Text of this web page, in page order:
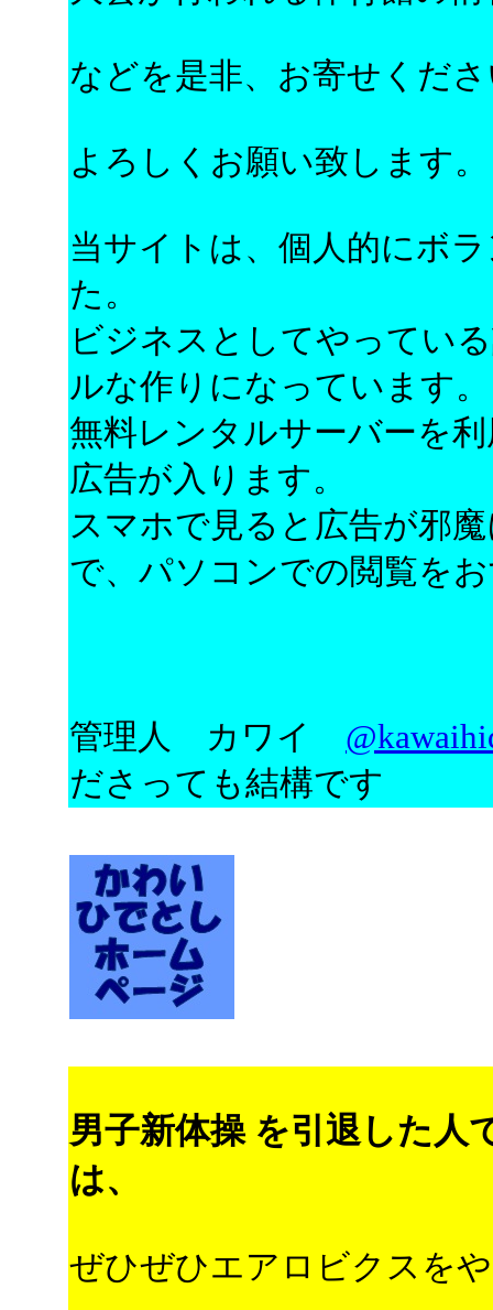
などを是非、お寄せくだ
よろしくお願い致します。
当サイトは、個人的にボ
た。
ビジネスとしてやってい
ルな作りになっています。
無料レンタルサーバーを
広告が入ります。
スマホで見ると広告が邪
で、パソコンでの閲覧を
管理人 カワイ
ださっても結構です
男子新体操 を引退した人
は、
ぜひぜひエアロビクスを